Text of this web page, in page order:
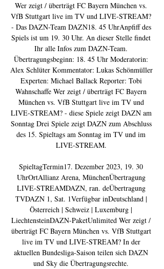
Wer zeigt / überträgt FC Bayern München vs.
VfB Stuttgart live im TV und LIVE-STREAM?
- Das DAZN-Team DAZN18. 45 UhrAnpfiff des
Spiels ist um 19. 30 Uhr. An dieser Stelle findet
Ihr alle Infos zum DAZN-Team.
Übertragungsbeginn: 18. 45 Uhr Moderatorin:
Alex Schlüter Kommentator: Lukas Schönmüller
Experten: Michael Ballack Reporter: Tobi
Wahnschaffe Wer zeigt / überträgt FC Bayern
München vs. VfB Stuttgart live im TV und
LIVE-STREAM? - diese Spiele zeigt DAZN am
Sonntag Drei Spiele zeigt DAZN zum Abschluss
des 15. Spieltags am Sonntag im TV und im
LIVE-STREAM.
SpieltagTermin17. Dezember 2023, 19. 30
UhrOrtAllianz Arena, MünchenÜbertragung
LIVE-STREAMDAZN, ran. deÜbertragung
TVDAZN 1, Sat. 1Verfügbar inDeutschland |
Österreich | Schweiz | Luxemburg |
LiechtensteinDAZN-PaketUnlimited Wer zeigt /
überträgt FC Bayern München vs. VfB Stuttgart
live im TV und LIVE-STREAM? In der
aktuellen Bundesliga-Saison teilen sich DAZN
und Sky die Übertragungsrechte.